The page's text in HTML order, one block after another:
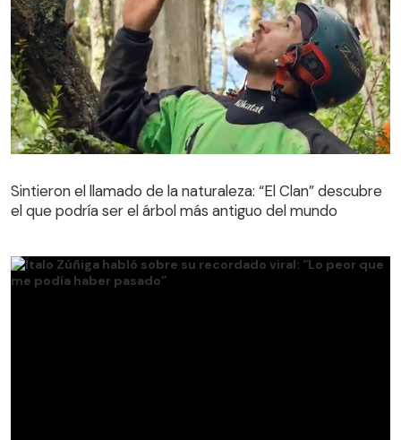
el que podría ser el árbol más antiguo del mundo
Sintieron el llamado de la naturaleza: “El Clan” descubre
el que podría ser el árbol más antiguo del mundo